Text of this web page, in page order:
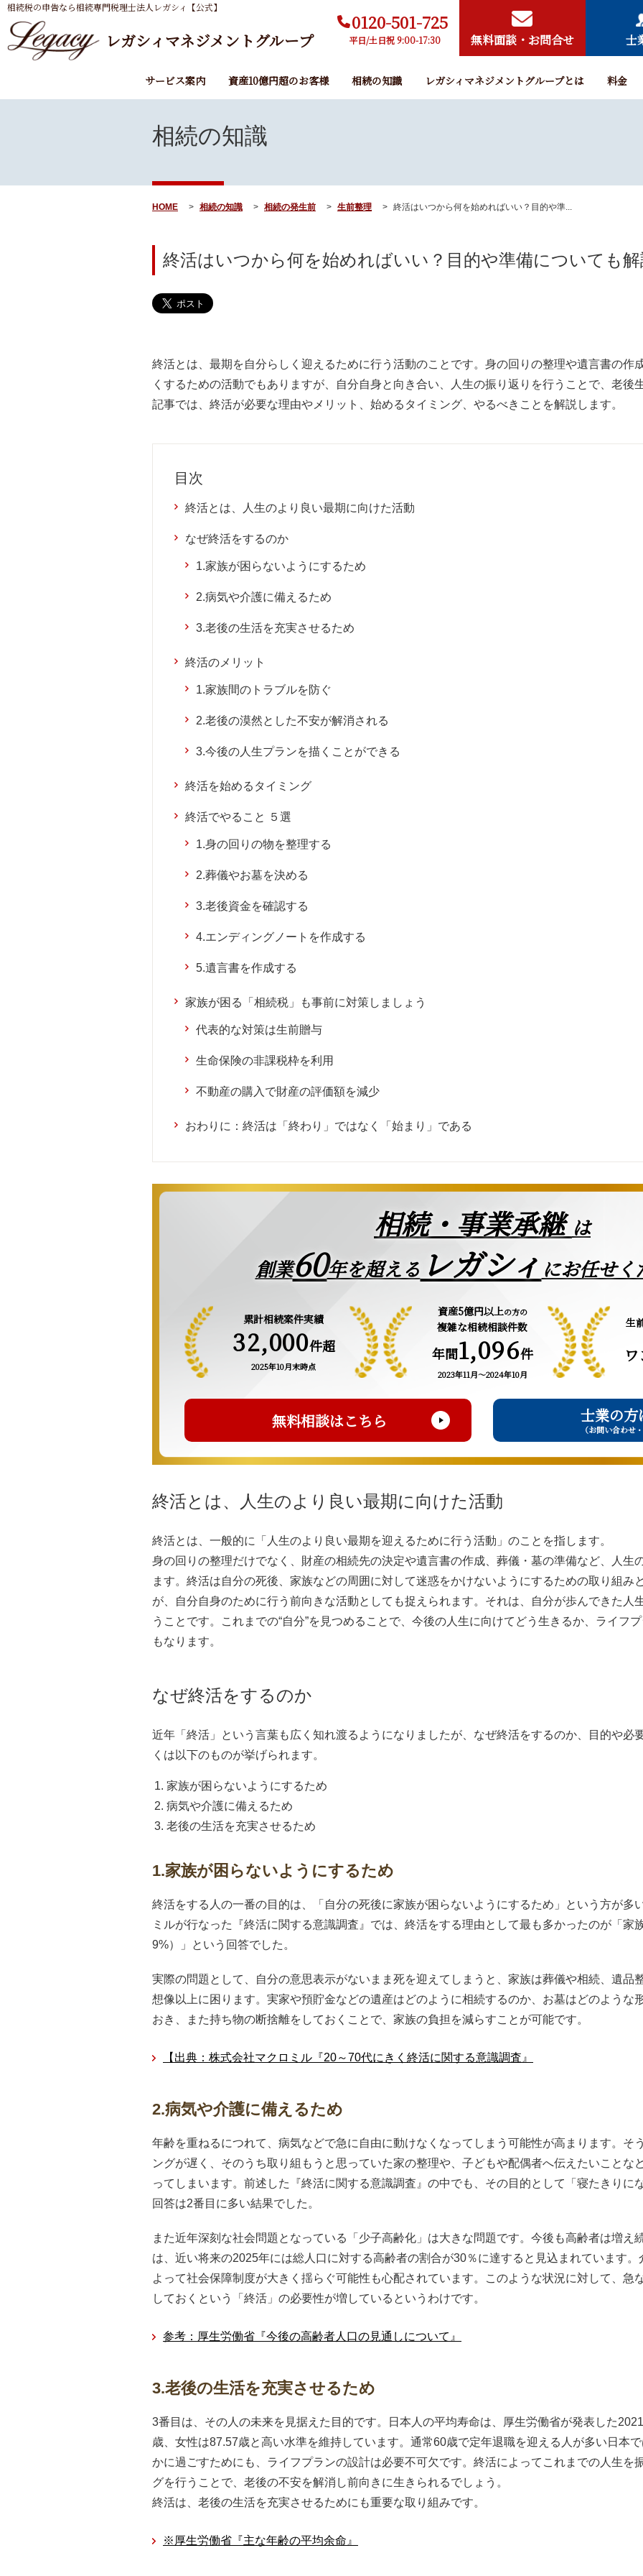
相続税の申告なら相続専門税理士法人レガシィ【公式】
レガシィマネジメントグループ
0120-501-725
平日/土日祝 9:00-17:30 無料面談・お問合せ 士
サービス案内 資産10億円超のお客様 相続の知識 レガシィマネジメントグループとは 料金
相続の知識
HOME 相続の知識 相続の発生前 生前整理 終活はいつから何を始めればいい？目的や準...
終活はいつから何を始めればいい？目的や準備についても
終活とは、最期を自分らしく迎えるために行う活動のことです。身の回りの整理や遺言書の作
くするための活動でもありますが、自分自身と向き合い、人生の振り返りを行うことで、老後
記事では、終活が必要な理由やメリット、始めるタイミング、やるべきことを解説します。
目次
終活とは、人生のより良い最期に向けた活動
なぜ終活をするのか
1.家族が困らないようにするため
2.病気や介護に備えるため
3.老後の生活を充実させるため
終活のメリット
1.家族間のトラブルを防ぐ
2.老後の漠然とした不安が解消される
3.今後の人生プランを描くことができる
終活を始めるタイミング
終活でやること ５選
1.身の回りの物を整理する
2.葬儀やお墓を決める
3.老後資金を確認する
4.エンディングノートを作成する
5.遺言書を作成する
家族が困る「相続税」も事前に対策しましょう
代表的な対策は生前贈与
生命保険の非課税枠を利用
不動産の購入で財産の評価額を減少
おわりに：終活は「終わり」ではなく「始まり」である
相続・事業承継 は
創業60年を超える レガシィ にお任せく
累計相続案件実績
32,000件超
2025年10月末時点
資産5億円以上の方の
複雑な相続相談件数
年間1,096件
2023年11月～2024年10月
生
無料相談はこちら 士業の方
（お問い合わせ
終活とは、人生のより良い最期に向けた活動
終活とは、一般的に「人生のより良い最期を迎えるために行う活動」のことを指します。
身の回りの整理だけでなく、財産の相続先の決定や遺言書の作成、葬儀・墓の準備など、人生
ます。終活は自分の死後、家族などの周囲に対して迷惑をかけないようにするための取り組み
が、自分自身のために行う前向きな活動としても捉えられます。それは、自分が歩んできた人
うことです。これまでの“自分”を見つめることで、今後の人生に向けてどう生きるか、ライフ
もなります。
なぜ終活をするのか
近年「終活」という言葉も広く知れ渡るようになりましたが、なぜ終活をするのか、目的や必
くは以下のものが挙げられます。
家族が困らないようにするため
病気や介護に備えるため
老後の生活を充実させるため
1.家族が困らないようにするため
終活をする人の一番の目的は、「自分の死後に家族が困らないようにするため」という方が多
ミルが行なった『終活に関する意識調査』では、終活をする理由として最も多かったのが「家
9%）」という回答でした。
実際の問題として、自分の意思表示がないまま死を迎えてしまうと、家族は葬儀や相続、遺品
想像以上に困ります。実家や預貯金などの遺産はどのように相続するのか、お墓はどのような
おき、また持ち物の断捨離をしておくことで、家族の負担を減らすことが可能です。
【出典：株式会社マクロミル『20～70代にきく終活に関する意識調査』
2.病気や介護に備えるため
年齢を重ねるにつれて、病気などで急に自由に動けなくなってしまう可能性が高まります。そ
ングが遅く、そのうち取り組もうと思っていた家の整理や、子どもや配偶者へ伝えたいことな
ってしまいます。前述した『終活に関する意識調査』の中でも、その目的として「寝たきりに
回答は2番目に多い結果でした。
また近年深刻な社会問題となっている「少子高齢化」は大きな問題です。今後も高齢者は増え
は、近い将来の2025年には総人口に対する高齢者の割合が30％に達すると見込まれています
よって社会保障制度が大きく揺らぐ可能性も心配されています。このような状況に対して、急
しておくという「終活」の必要性が増しているというわけです。
参考：厚生労働省『今後の高齢者人口の見通しについて』
3.老後の生活を充実させるため
3番目は、その人の未来を見据えた目的です。日本人の平均寿命は、厚生労働省が発表した
歳、女性は87.57歳と高い水準を維持しています。通常60歳で定年退職を迎える人が多い日本
かに過ごすためにも、ライフプランの設計は必要不可欠です。終活によってこれまでの人生を
グを行うことで、老後の不安を解消し前向きに生きられるでしょう。
終活は、老後の生活を充実させるためにも重要な取り組みです。
※厚生労働省『主な年齢の平均余命』